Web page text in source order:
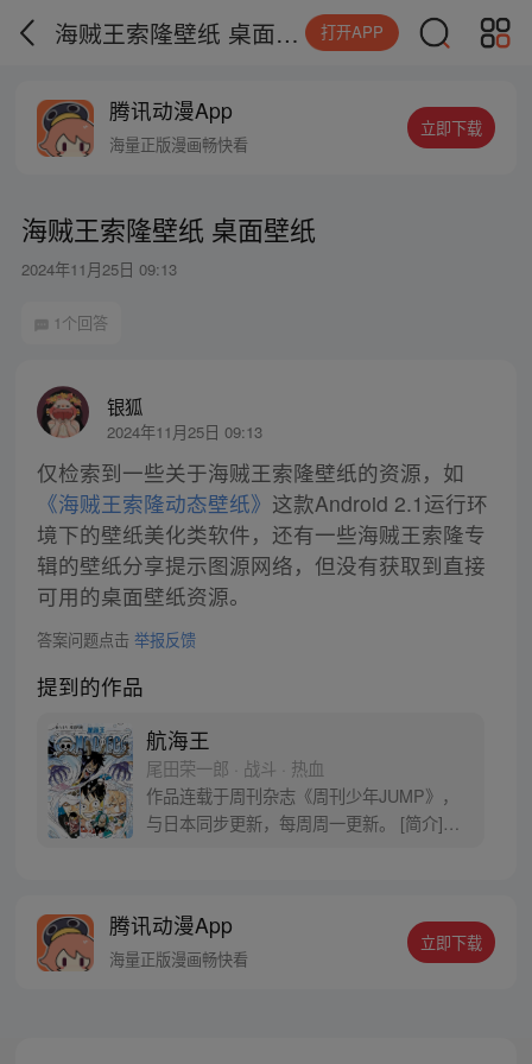
海贼王索隆壁纸 桌面壁纸 打开APP
腾讯动漫App
海量正版漫画畅快看
立即下载
海贼王索隆壁纸 桌面壁纸
2024年11月25日 09:13
1个回答
银狐
2024年11月25日 09:13
仅检索到一些关于海贼王索隆壁纸的资源，如
《海贼王索隆动态壁纸》 这款Android 2.1运行环
境下的壁纸美化类软件，还有一些海贼王索隆专
辑的壁纸分享提示图源网络，但没有获取到直接
可用的桌面壁纸资源。
答案问题点击 举报反馈
提到的作品
航海王
尾田荣一郎 · 战斗 · 热血
作品连载于周刊杂志《周刊少年JUMP》，
与日本同步更新，每周周一更新。 [简介]有
十年后，路飞为实现与因救他而断臂的杰克
斯的约定而出海，开始了以成为海盗王为目
腾讯动漫App
海量正版漫画畅快看
立即下载